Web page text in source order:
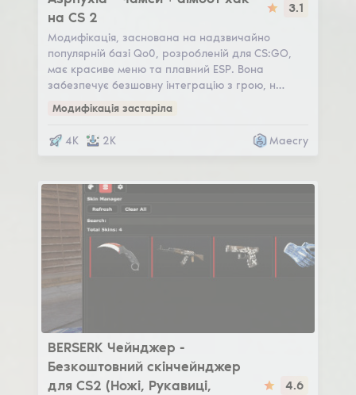
на CS 2
3.1
Модифікація, заснована на надзвичайно
популярній базі Qo0, розробленій для CS:GO,
має красиве меню та плавний ESP. Вона
забезпечує безшовну інтеграцію з грою, н…
Модифікація застаріла
4K 2K Maecry
BERSERK Чейнджер -
Безкоштовний скінчейнджер
для CS2 (Ножі, Рукавиці,
4.6